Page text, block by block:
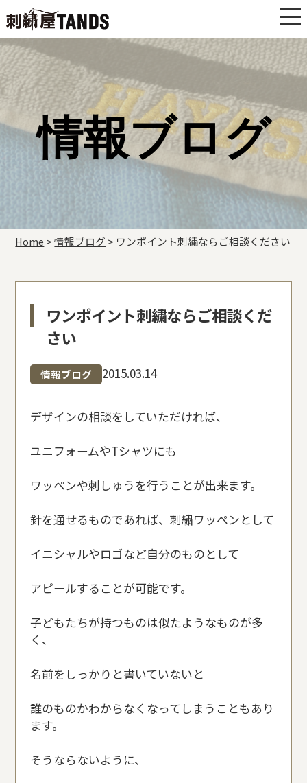
情報ブログ
Home >情報ブログ > ワンポイント刺繍ならご相談ください
ワンポイント刺繍ならご相談くだ
さい
情報ブログ 2015.03.14
デザインの相談をしていただければ、
ユニフォームやTシャツにも
ワッペンや刺しゅうを行うことが出来ます。
針を通せるものであれば、刺繍ワッペンとして
イニシャルやロゴなど自分のものとして
アピールすることが可能です。
子どもたちが持つものは似たようなものが多
く、
名前をしっかりと書いていないと
誰のものかわからなくなってしまうこともあり
ます。
そうならないように、